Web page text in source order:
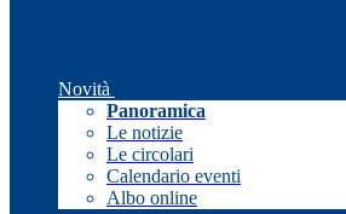
Novità
Panoramica
Le notizie
Le circolari
Calendario eventi
Albo online